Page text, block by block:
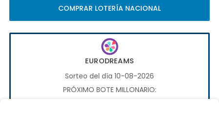
COMPRAR LOTERÍA NACIONAL
EURODREAMS
Sorteo del día 10-08-2026
PRÓXIMO BOTE MILLONARIO: